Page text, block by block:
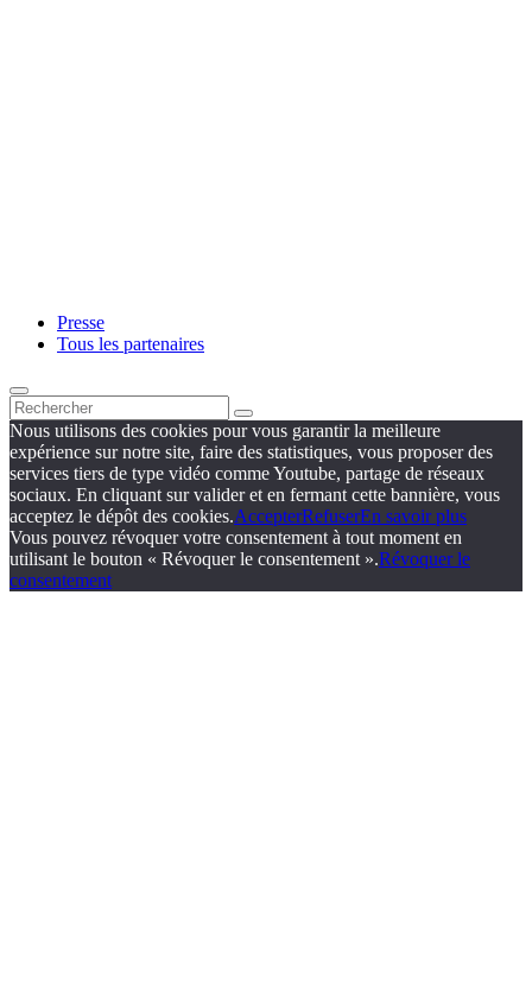
Presse
Tous les partenaires
Nous utilisons des cookies pour vous garantir la meilleure
expérience sur notre site, faire des statistiques, vous proposer des
services tiers de type vidéo comme Youtube, partage de réseaux
sociaux. En cliquant sur valider et en fermant cette bannière, vous
acceptez le dépôt des cookies.AccepterRefuserEn savoir plus
Vous pouvez révoquer votre consentement à tout moment en
utilisant le bouton « Révoquer le consentement ».Révoquer le
consentement